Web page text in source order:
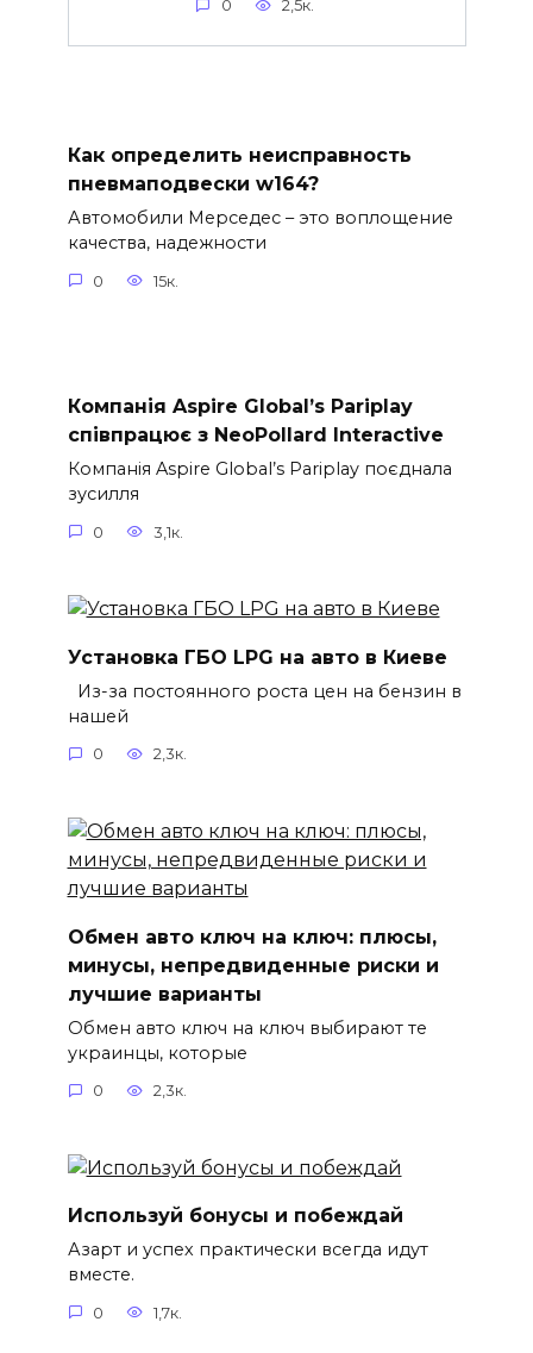
0 2,5к.
Как определить неисправность
пневмаподвески w164?
Автомобили Мерседес – это воплощение
качества, надежности
0 15к.
Компанія Aspire Global’s Pariplay
співпрацює з NeoPollard Interactive
Компанія Aspire Global’s Pariplay поєднала
зусилля
0 3,1к.
Установка ГБО LPG на авто в Киеве
Из-за постоянного роста цен на бензин в
нашей
0 2,3к.
Обмен авто ключ на ключ: плюсы,
минусы, непредвиденные риски и
лучшие варианты
Обмен авто ключ на ключ выбирают те
украинцы, которые
0 2,3к.
Используй бонусы и побеждай
Азарт и успех практически всегда идут
вместе.
0 1,7к.